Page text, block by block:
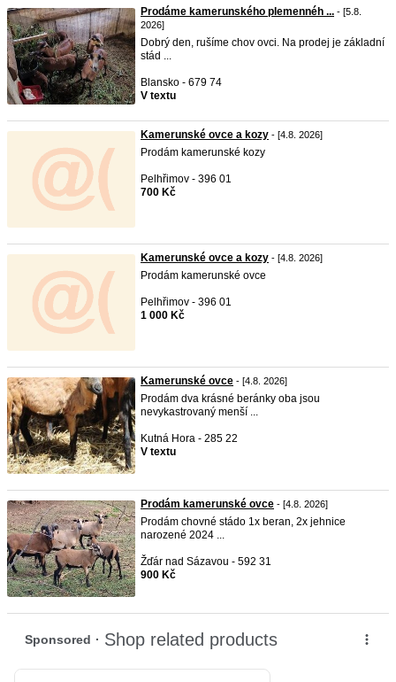
Prodáme kamerunského plemennéh ... - [5.8.
2026]
Dobrý den, rušíme chov ovci. Na prodej je základní
stád ...
Blansko - 679 74
V textu
Kamerunské ovce a kozy - [4.8. 2026]
Prodám kamerunské kozy
Pelhřimov - 396 01
700 Kč
Kamerunské ovce a kozy - [4.8. 2026]
Prodám kamerunské ovce
Pelhřimov - 396 01
1 000 Kč
Kamerunské ovce - [4.8. 2026]
Prodám dva krásné beránky oba jsou
nevykastrovaný menší ...
Kutná Hora - 285 22
V textu
Prodám kamerunské ovce - [4.8. 2026]
Prodám chovné stádo 1x beran, 2x jehnice
narozené 2024 ...
Žďár nad Sázavou - 592 31
900 Kč